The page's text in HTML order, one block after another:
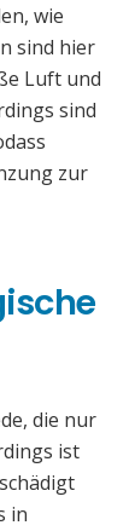
wie
sind hier
Luft und
sind
zur
die nur
ist
in